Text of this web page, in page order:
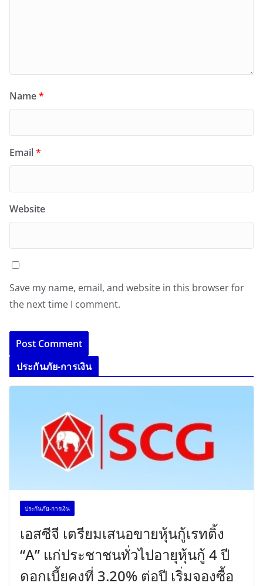
Name*
Email*
Website
Save my name, email, and website in this browser for
the next time I comment.
ประกันภัย-การเงิน
ประกันภัย-การเงิน
เอสซีจี เตรียมเสนอขายหุ้นกู้เรทติ้ง
“A” แก่ประชาชนทั่วไปอายุหุ้นกู้ 4 ปี
ดอกเบี้ยคงที่ 3.20% ต่อปี เริ่มจองซื้อ